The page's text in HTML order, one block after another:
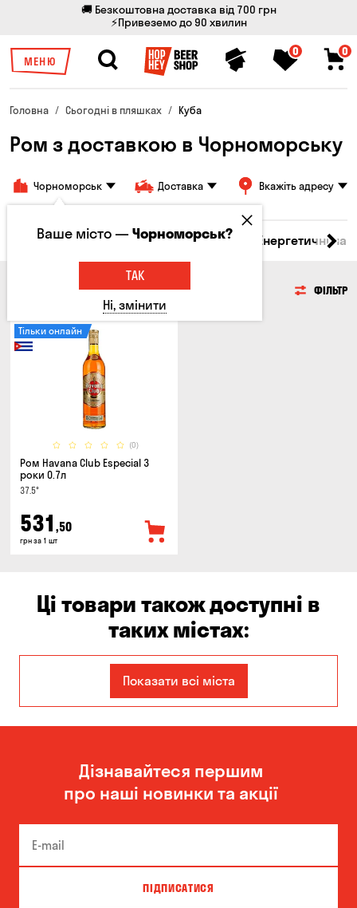
🚚 Безкоштовна доставка від 700 грн
⚡Привеземо до 90 хвилин
МЕНЮ
0 0
Головна Сьогодні в пляшках Куба
Ром з доставкою в Чорноморську
Чорноморськ Доставка Вкажіть адресу
Джин Текіла Ром Вода Енергетичні
ФІЛЬТР
(0)
Тільки онлайн
Ром Havana Club Especial 3
роки 0.7л
37.5°
531 ,50
грн за 1 шт
Ці товари також доступні в
таких містах:
Кам'янське Київ
Одеса Олександрівка
Показати всі міста
Дізнавайтеся першим
про наші новинки та акції
ПІДПИСАТИСЯ
Ваше місто —Чорноморськ?
ТАК
Ні, змінити